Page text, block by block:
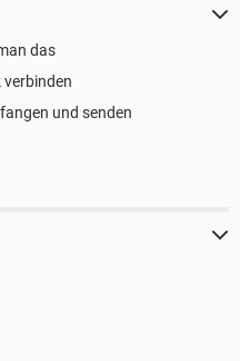
das
verbinden
und senden